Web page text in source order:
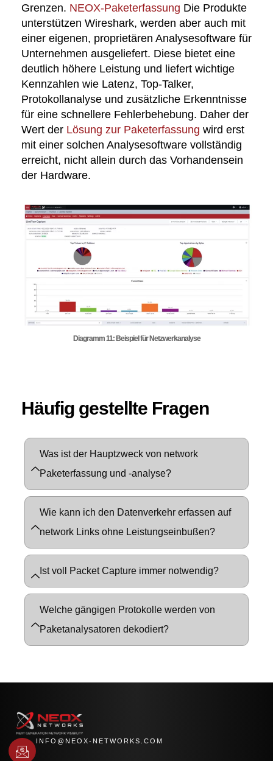
Grenzen. NEOX-Paketerfassung Die Produkte
unterstützen Wireshark, werden aber auch mit
einer eigenen, proprietären Analysesoftware für
Unternehmen ausgeliefert. Diese bietet eine
deutlich höhere Leistung und liefert wichtige
Kennzahlen wie Latenz, Top-Talker,
Protokollanalyse und zusätzliche Erkenntnisse
für eine schnellere Fehlerbehebung. Daher der
Wert der Lösung zur Paketerfassung wird erst
mit einer solchen Analysesoftware vollständig
erreicht, nicht allein durch das Vorhandensein
der Hardware.
Diagramm 11: Beispiel für Netzwerkanalyse
Häufig gestellte Fragen
Was ist der Hauptzweck von network
Paketerfassung und -analyse?
Wie kann ich den Datenverkehr erfassen auf
network Links ohne Leistungseinbußen?
Ist voll Packet Capture immer notwendig?
Welche gängigen Protokolle werden von
Paketanalysatoren dekodiert?
INFO@NEOX-NETWORKS.COM